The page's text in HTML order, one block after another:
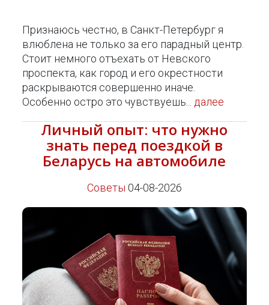
Признаюсь честно, в Санкт-Петербург я
влюблена не только за его парадный центр.
Стоит немного отъехать от Невского
проспекта, как город и его окрестности
раскрываются совершенно иначе.
Особенно остро это чувствуешь... далее
Личный опыт: что нужно
знать перед поездкой в
Беларусь на автомобиле
Советы 04-08-2026